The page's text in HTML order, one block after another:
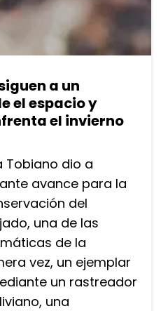
a un
el espacio y
el invierno
Tobiano dio a
avance para la
del
una de las
de la
vez, un ejemplar
un rastreador
una